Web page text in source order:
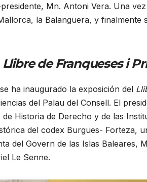
Mn. Antoni Vera. Una
la Balanguera, y
Llibre de Franqueses i
ha inaugurado la exposición del
del Palau del Consell. El
Historia de Derecho y de las
del codex Burgues- Forteza,
del Govern de las Islas Baleares,
Le Senne.